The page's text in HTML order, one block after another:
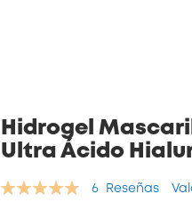
Hidrogel
Ultra Ácido
Valoración:
6 Reseñas